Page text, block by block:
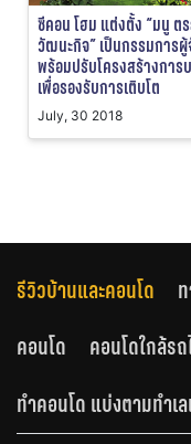
ซีคอน โฮม แต่งตั้ง “มนู ต
วัฒนะกิจ” เป็นกรรมการ
พร้อมปรับโครงสร้างการ
เพื่อรองรับการเติบโต
July, 30 2018
รีวิวบ้านและคอนโด
คอนโด
คอนโดใกล้ร
ทำคอนโด แบ่งตามทำเล